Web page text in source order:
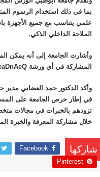
بما في ذلك استخدام الرسوم
علمي يتناسب مع جميع الأجهزة
الملاحة الداخلي الذكي.
وأشارت الجامعة إلى أنه يمكن
المشاركة في أي ورشة https://us02web.zoom.us/webinar/register/WN_BzrIxxt1QTWb2T5eaDnAeQ
وأكد الدكتور حمد العضابي
في إطار حرص الجامعة على
تزودهم بالخبرات في مجالات
خلال مشاركة المعرفة والخبرة
شاركها Facebook
Pinterest